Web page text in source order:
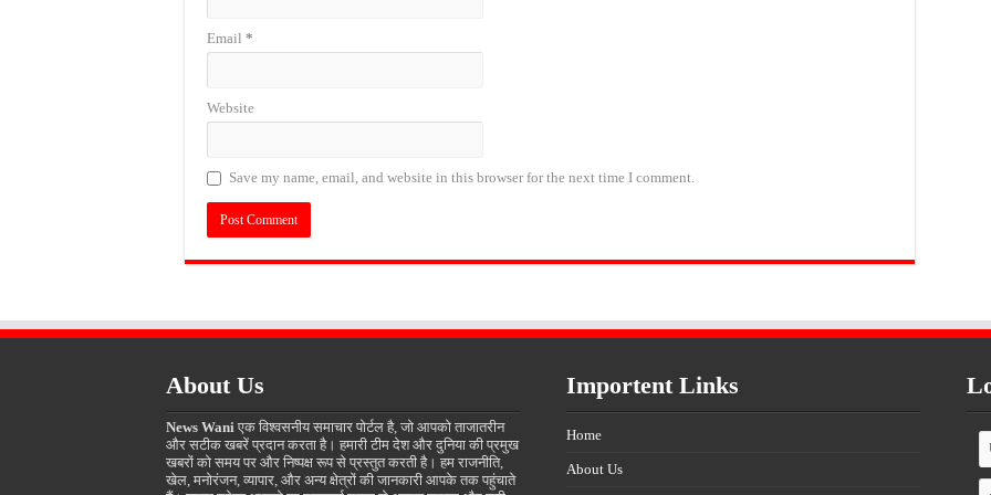
Email *
Website
Save my name, email, and website in this browser for the next time I comment.
About Us
News Waniएक विश्वसनीय समाचार पोर्टल है, जो आपको ताजातरीन
और सटीक खबरें प्रदान करता है। हमारी टीम देश और दुनिया की प्रमुख
खबरों को समय पर और निष्पक्ष रूप से प्रस्तुत करती है। हम राजनीति,
खेल, मनोरंजन, व्यापार, और अन्य क्षेत्रों की जानकारी आपके तक पहुंचाते
Importent Links
Home
About Us